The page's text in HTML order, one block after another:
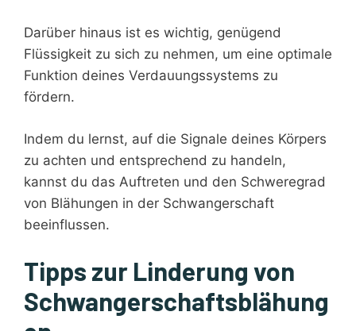
Darüber hinaus ist es wichtig, genügend
Flüssigkeit zu sich zu nehmen, um eine optimale
Funktion deines Verdauungssystems zu
fördern.
Indem du lernst, auf die Signale deines Körpers
zu achten und entsprechend zu handeln,
kannst du das Auftreten und den Schweregrad
von Blähungen in der Schwangerschaft
beeinflussen.
Tipps zur Linderung von
Schwangerschaftsblähung